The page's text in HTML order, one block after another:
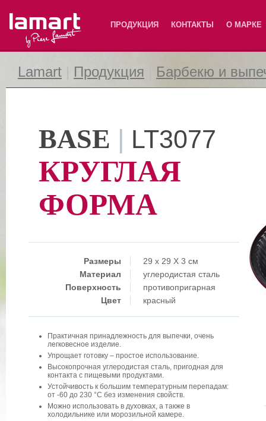
Lamart ПРОДУКЦИЯ КОНТАКТЫ О МАРКЕ
Lamart Продукция Барбекю и
BASE | LT3077
КРУГЛАЯ
ФОРМА
Размеры
29 x 29 X 3 см
Материал
углеродистая сталь
Поверхность
противопригарная
Цвет
красный
Практичная принадлежность для выпечки, очень
легковесное изделие.
Упрощает готовку – простое использование.
Высокопрочная углеродистая сталь, пригодная для
контакта с пищевыми продуктами.
Устойчивость к большим температурным перепадам:
от -60 до 230 °C без изменения свойств.
Можно использовать в духовках, а также в
холодильнике или морозильной камере.